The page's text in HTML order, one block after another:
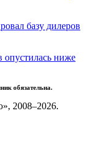
базу дилеров
опустилась ниже
обязательна.
2008–2026.